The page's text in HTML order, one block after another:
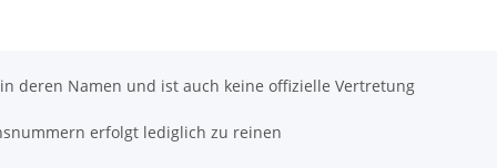
deren Namen und ist auch keine offizielle Vertretung
erfolgt lediglich zu reinen